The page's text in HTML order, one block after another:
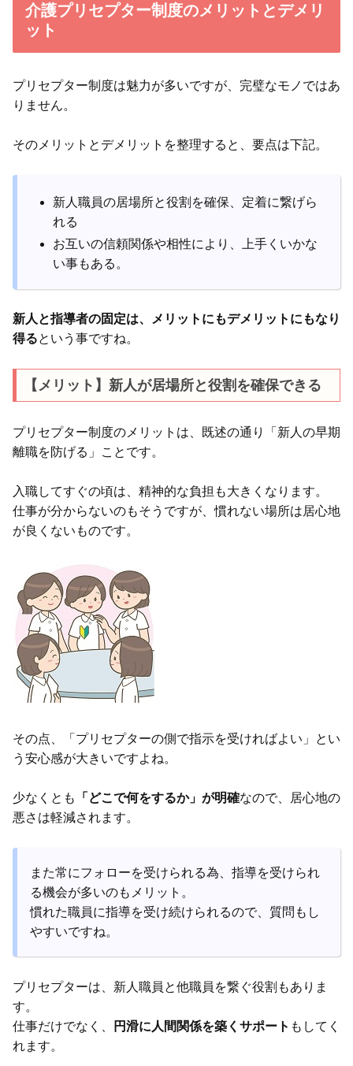
介護プリセプター制度のメリットとデメリ
ット
プリセプター制度は魅力が多いですが、完璧なモノではあ
りません。
そのメリットとデメリットを整理すると、要点は下記。
新人職員の居場所と役割を確保、定着に繋げら
れる
お互いの信頼関係や相性により、上手くいかな
い事もある。
新人と指導者の固定は、メリットにもデメリットにもなり
得るという事ですね。
【メリット】新人が居場所と役割を確保できる
プリセプター制度のメリットは、既述の通り「新人の早期
離職を防げる」ことです。
入職してすぐの頃は、精神的な負担も大きくなります。
仕事が分からないのもそうですが、慣れない場所は居心地
が良くないものです。
その点、「プリセプターの側で指示を受ければよい」とい
う安心感が大きいですよね。
少なくとも 「どこで何をするか」が明確なので、居心地の
悪さは軽減されます。
また常にフォローを受けられる為、指導を受けられ
る機会が多いのもメリット。
慣れた職員に指導を受け続けられるので、質問もし
やすいですね。
プリセプターは、新人職員と他職員を繋ぐ役割もありま
す。
仕事だけでなく、
円滑に人間関係を築くサポート もしてく
れます。